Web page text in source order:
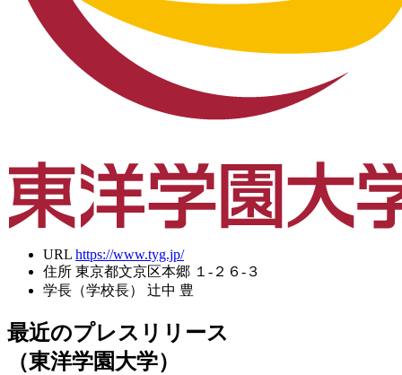
URL https://www.tyg.jp/
住所 東京都文京区本郷 １-２６-３
学長（学校長）
辻中 豊
最近のプレスリリース
（東洋学園大学）